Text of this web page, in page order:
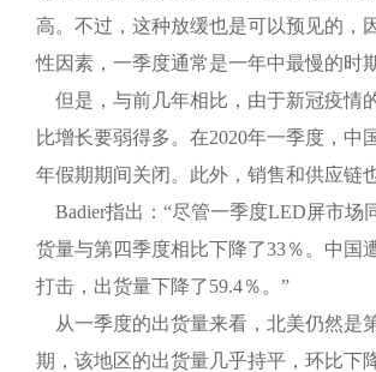
高。不过，这种放缓也是可以预见的，
性因素，一季度通常是一年中最慢的时期
但是，与前几年相比，由于新冠疫情
比增长要弱得多。在2020年一季度，中
年假期期间关闭。此外，销售和供应链
Badier指出：“尽管一季度LED屏市场
货量与第四季度相比下降了33％。中国
打击，出货量下降了59.4％。”
从一季度的出货量来看，北美仍然是
期，该地区的出货量几乎持平，环比下